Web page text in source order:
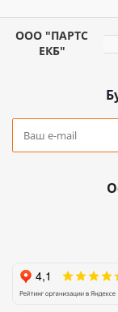
ООО "ПАРТС
ЕКБ"